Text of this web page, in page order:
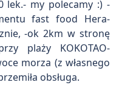
lek.- my polecamy :) -
fast food Hera-
-ok 2km w stronę
plaży KOKOTAO-
morza (z własnego
obsługa.